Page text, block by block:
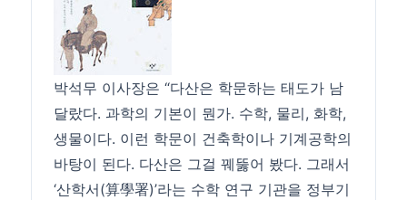
박석무 이사장은 “다산은 학문하는 태도가 남
달랐다. 과학의 기본이 뭔가. 수학, 물리, 화학,
생물이다. 이런 학문이 건축학이나 기계공학의
바탕이 된다. 다산은 그걸 꿰뚫어 봤다. 그래서
‘산학서(算學署)’라는 수학 연구 기관을 정부기